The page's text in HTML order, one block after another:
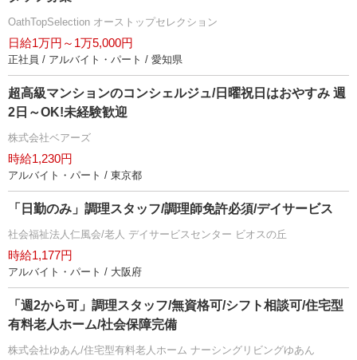
OathTopSelection オーストップセレクション
日給1万円～1万5,000円
正社員 / アルバイト・パート / 愛知県
超高級マンションのコンシェルジュ/日曜祝日はおやすみ 週
2日～OK!未経験歓迎
株式会社ベアーズ
時給1,230円
アルバイト・パート / 東京都
「日勤のみ」調理スタッフ/調理師免許必須/デイサービス
社会福祉法人仁風会/老人 デイサービスセンター ビオスの丘
時給1,177円
アルバイト・パート / 大阪府
「週2から可」調理スタッフ/無資格可/シフト相談可/住宅型
有料老人ホーム/社会保障完備
株式会社ゆあん/住宅型有料老人ホーム ナーシングリビングゆあん